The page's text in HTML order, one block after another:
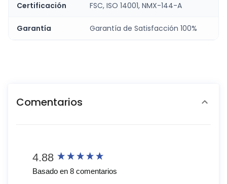
Certificación FSC, ISO 14001, NMX-144-A
Garantía Garantía de Satisfacción 100%
Comentarios
4.88
Basado en 8 comentarios
New content loaded